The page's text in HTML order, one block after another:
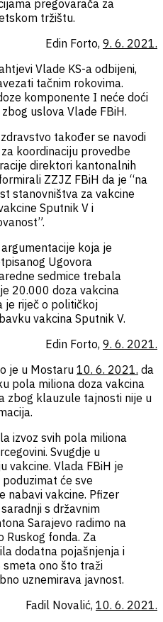
pregovarača za
tržištu.
Edin Forto, 9. 6. 2021.
Vlade KS-a odbijeni,
tačnim rokovima.
komponente I neće doći
uslova Vlade FBiH.
također se navodi
koordinaciju provedbe
direktori kantonalnih
ZZJZ FBiH da je “na
stanovništva za vakcine
Sputnik V i
koja je
Ugovora
sedmice trebala
20.000 doza vakcina
je riječ o političkoj
vakcina Sputnik V.
Edin Forto, 9. 6. 2021.
je u Mostaru 10. 6. 2021. da
pola miliona doza vakcina
zbog klauzule tajnosti nije u
izvoz svih pola miliona
Svugdje u
vakcine. Vlada FBiH je
će sve
nabavi vakcine. Pfizer
s državnim
Sarajevo radimo na
Ruskog fonda. Za
dodatna pojašnjenja i
smeta ono što traži
uznemirava javnost.
Fadil Novalić, 10. 6. 2021.